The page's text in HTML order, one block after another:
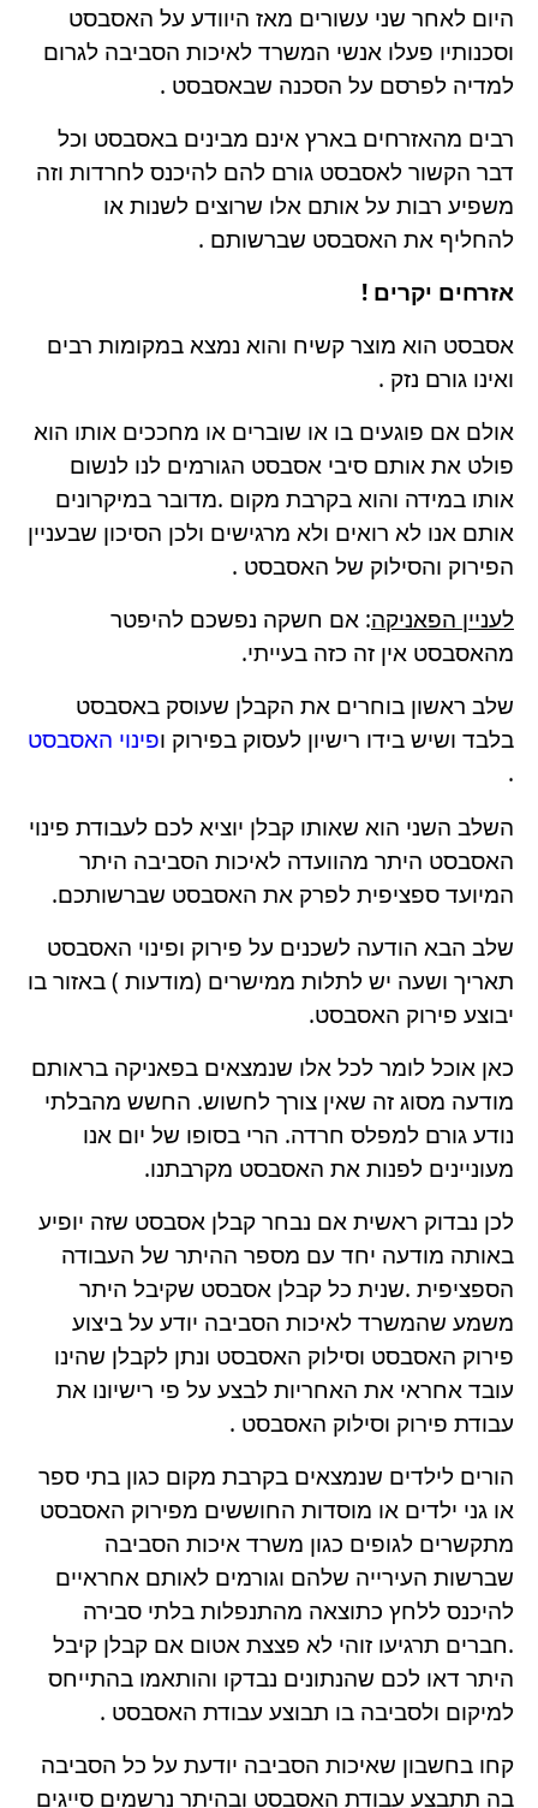
היום לאחר שני עשורים מאז היוודע על האסבסט
וסכנותיו פעלו אנשי המשרד לאיכות הסביבה לגרום
למדיה לפרסם על הסכנה שבאסבסט .
רבים מהאזרחים בארץ אינם מבינים באסבסט וכל
דבר הקשור לאסבסט גורם להם להיכנס לחרדות וזה
משפיע רבות על אותם אלו שרוצים לשנות או
להחליף את האסבסט שברשותם .
אזרחים יקרים !
אסבסט הוא מוצר קשיח והוא נמצא במקומות רבים
ואינו גורם נזק .
אולם אם פוגעים בו או שוברים או מחככים אותו הוא
פולט את אותם סיבי אסבסט הגורמים לנו לנשום
אותו במידה והוא בקרבת מקום .מדובר במיקרונים
אותם אנו לא רואים ולא מרגישים ולכן הסיכון שבעניין
הפירוק והסילוק של האסבסט .
לעניין הפאניקה: אם חשקה נפשכם להיפטר
מהאסבסט אין זה כזה בעייתי.
שלב ראשון בוחרים את הקבלן שעוסק באסבסט
בלבד ושיש בידו רישיון לעסוק בפירוק ופינוי האסבסט
.
השלב השני הוא שאותו קבלן יוציא לכם לעבודת פינוי
האסבסט היתר מהוועדה לאיכות הסביבה היתר
המיועד ספציפית לפרק את האסבסט שברשותכם.
שלב הבא הודעה לשכנים על פירוק ופינוי האסבסט
תאריך ושעה יש לתלות ממישרים (מודעות ) באזור בו
יבוצע פירוק האסבסט.
כאן אוכל לומר לכל אלו שנמצאים בפאניקה בראותם
מודעה מסוג זה שאין צורך לחשוש. החשש מהבלתי
נודע גורם למפלס חרדה. הרי בסופו של יום אנו
מעוניינים לפנות את האסבסט מקרבתנו.
לכן נבדוק ראשית אם נבחר קבלן אסבסט שזה יופיע
באותה מודעה יחד עם מספר ההיתר של העבודה
הספציפית .שנית כל קבלן אסבסט שקיבל היתר
משמע שהמשרד לאיכות הסביבה יודע על ביצוע
פירוק האסבסט וסילוק האסבסט ונתן לקבלן שהינו
עובד אחראי את האחריות לבצע על פי רישיונו את
עבודת פירוק וסילוק האסבסט .
הורים לילדים שנמצאים בקרבת מקום כגון בתי ספר
או גני ילדים או מוסדות החוששים מפירוק האסבסט
מתקשרים לגופים כגון משרד איכות הסביבה
שברשות העירייה שלהם וגורמים לאותם אחראיים
להיכנס ללחץ כתוצאה מהתנפלות בלתי סבירה
.חברים תרגיעו זוהי לא פצצת אטום אם קבלן קיבל
היתר דאו לכם שהנתונים נבדקו והותאמו בהתייחס
למיקום ולסביבה בו תבוצע עבודת האסבסט .
קחו בחשבון שאיכות הסביבה יודעת על כל הסביבה
בה תתבצע עבודת האסבסט ובהיתר נרשמים סייגים